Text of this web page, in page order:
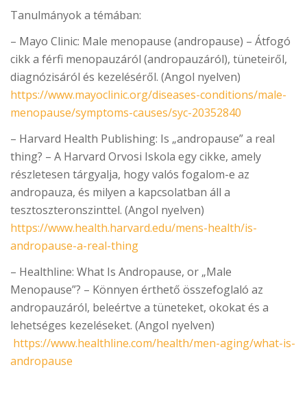
Tanulmányok a témában:
– Mayo Clinic: Male menopause (andropause) – Átfogó
cikk a férfi menopauzáról (andropauzáról), tüneteiről,
diagnózisáról és kezeléséről. (Angol nyelven)
https://www.mayoclinic.org/diseases-conditions/male-
menopause/symptoms-causes/syc-20352840
– Harvard Health Publishing: Is „andropause” a real
thing? – A Harvard Orvosi Iskola egy cikke, amely
részletesen tárgyalja, hogy valós fogalom-e az
andropauza, és milyen a kapcsolatban áll a
tesztoszteronszinttel. (Angol nyelven)
https://www.health.harvard.edu/mens-health/is-
andropause-a-real-thing
– Healthline: What Is Andropause, or „Male
Menopause”? – Könnyen érthető összefoglaló az
andropauzáról, beleértve a tüneteket, okokat és a
lehetséges kezeléseket. (Angol nyelven)
https://www.healthline.com/health/men-aging/what-is-
andropause